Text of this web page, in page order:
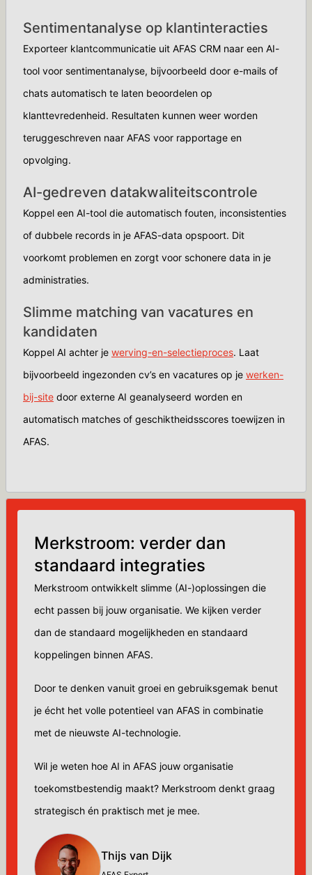
Sentimentanalyse op klantinteracties
Exporteer klantcommunicatie uit AFAS CRM naar een AI-
tool voor sentimentanalyse, bijvoorbeeld door e-mails of
chats automatisch te laten beoordelen op
klanttevredenheid. Resultaten kunnen weer worden
teruggeschreven naar AFAS voor rapportage en
opvolging.
AI-gedreven datakwaliteitscontrole
Koppel een AI-tool die automatisch fouten, inconsistenties
of dubbele records in je AFAS-data opspoort. Dit
voorkomt problemen en zorgt voor schonere data in je
administraties.
Slimme matching van vacatures en
kandidaten
Koppel AI achter je werving-en-selectieproces. Laat
bijvoorbeeld ingezonden cv’s en vacatures op je werken-
bij-site door externe AI geanalyseerd worden en
automatisch matches of geschiktheidsscores toewijzen in
AFAS.
Merkstroom: verder dan
standaard integraties
Merkstroom ontwikkelt slimme (AI-)oplossingen die
echt passen bij jouw organisatie. We kijken verder
dan de standaard mogelijkheden en standaard
koppelingen binnen AFAS.
Door te denken vanuit groei en gebruiksgemak benut
je écht het volle potentieel van AFAS in combinatie
met de nieuwste AI-technologie.
Wil je weten hoe AI in AFAS jouw organisatie
toekomstbestendig maakt? Merkstroom denkt graag
strategisch én praktisch met je mee.
Thijs van Dijk